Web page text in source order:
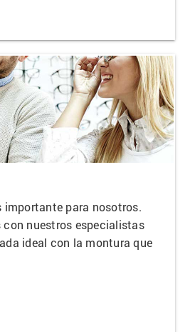
importante para nosotros.
con nuestros especialistas
ideal con la montura que